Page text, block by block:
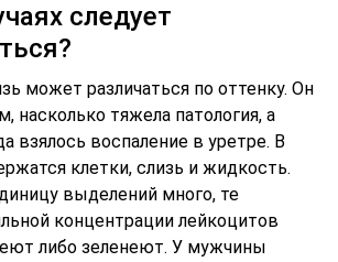
следует
может различаться по оттенку. Он
насколько тяжела патология, а
взялось воспаление в уретре. В
клетки, слизь и жидкость.
выделений много, те
концентрации лейкоцитов
либо зеленеют. У мужчины